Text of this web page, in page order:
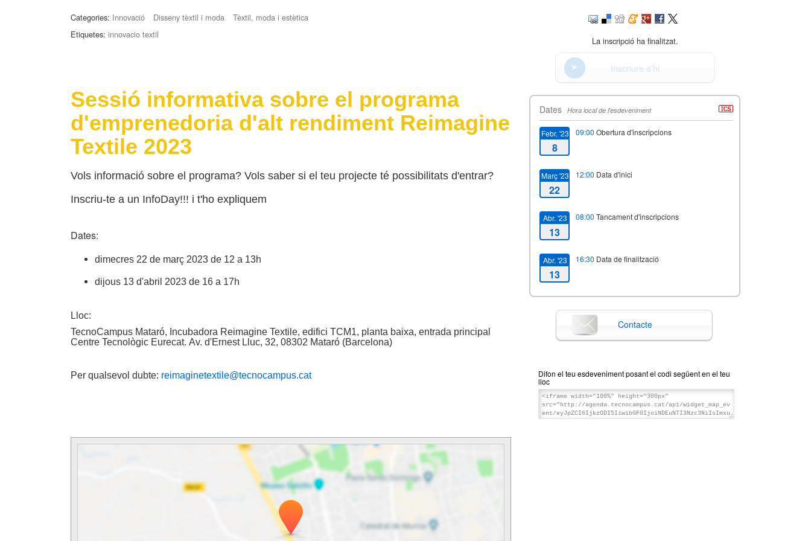
Categories: Innovació Disseny tèxtil i moda
Tèxtil, moda i estètica
Etiquetes: innovacio textil
Sessió informativa sobre el programa
d'emprenedoria d'alt rendiment Reimagine
Textile 2023
Vols informació sobre el programa? Vols saber si el teu projecte té possibilitats d'entrar?
Inscriu-te a un InfoDay!!! i t'ho expliquem
Dates:
dimecres 22 de març 2023 de 12 a 13h
dijous 13 d'abril 2023 de 16 a 17h
Lloc:
TecnoCampus Mataró, Incubadora Reimagine Textile, edifici TCM1, planta baixa, entrada principal
Centre Tecnològic Eurecat. Av. d'Ernest Lluc, 32, 08302 Mataró (Barcelona)
Per qualsevol dubte: reimaginetextile@tecnocampus.cat
La inscripció ha finalitzat.
Inscriure-s'hi
Dates Hora local de l'esdeveniment
Febr. '23
8
09:00 Obertura d'inscripcions
Març '23
22
12:00 Data d'inici
Abr. '23
13
08:00 Tancament d'inscripcions
Abr. '23
13
16:30 Data de finalització
Contacte
Difon el teu esdeveniment posant el codi següent en el teu
lloc